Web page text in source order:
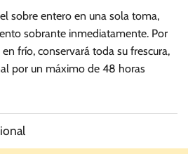
sobre entero en una sola toma,
sobrante inmediatamente. Por
frío, conservará toda su frescura,
por un máximo de 48 horas